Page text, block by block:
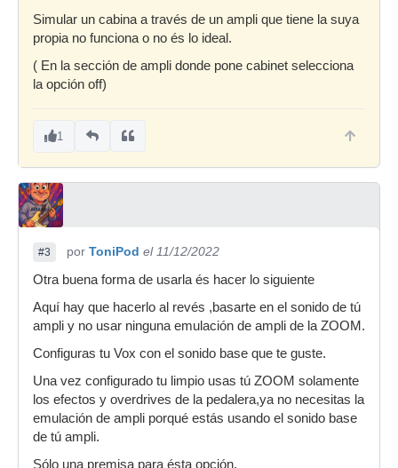
Simular un cabina a través de un ampli que tiene la suya
propia no funciona o no és lo ideal.
( En la sección de ampli donde pone cabinet selecciona
la opción off)
1
#3 por ToniPod el 11/12/2022
Otra buena forma de usarla és hacer lo siguiente
Aquí hay que hacerlo al revés ,basarte en el sonido de tú
ampli y no usar ninguna emulación de ampli de la ZOOM.
Configuras tu Vox con el sonido base que te guste.
Una vez configurado tu limpio usas tú ZOOM solamente
los efectos y overdrives de la pedalera,ya no necesitas la
emulación de ampli porqué estás usando el sonido base
de tú ampli.
Sólo una premisa para ésta opción.